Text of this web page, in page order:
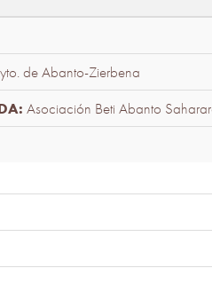
de Abanto-Zierbena
Asociación Beti Abanto